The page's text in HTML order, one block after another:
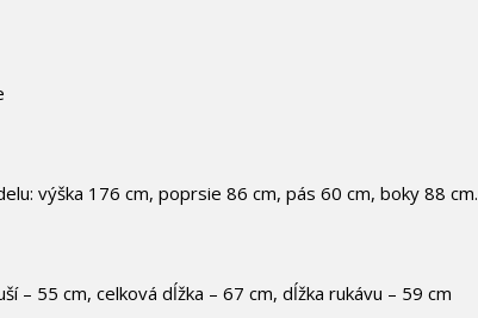
výška 176 cm, poprsie 86 cm, pás 60 cm, boky 88 cm.
– 55 cm, celková dĺžka – 67 cm, dĺžka rukávu – 59 cm